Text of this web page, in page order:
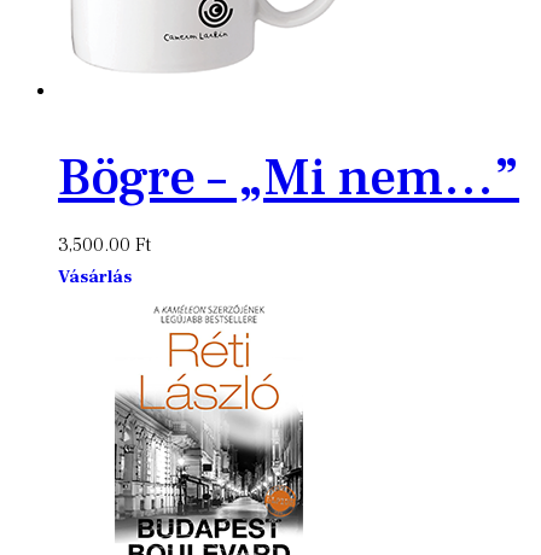
Bögre – „Mi nem…”
3,500.00 Ft
Vásárlás